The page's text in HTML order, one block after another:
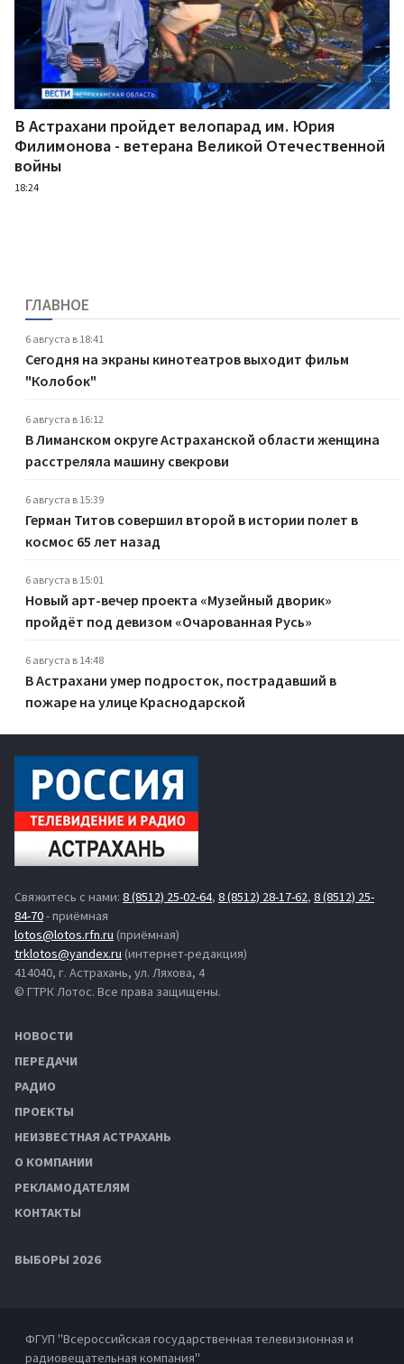
В Астрахани пройдет велопарад им. Юрия
Филимонова - ветерана Великой Отечественной
войны
18:24
ГЛАВНОЕ
6 августа в 18:41
Сегодня на экраны кинотеатров выходит фильм
"Колобок"
6 августа в 16:12
В Лиманском округе Астраханской области женщина
расстреляла машину свекрови
6 августа в 15:39
Герман Титов совершил второй в истории полет в
космос 65 лет назад
6 августа в 15:01
Новый арт-вечер проекта «Музейный дворик»
пройдёт под девизом «Очарованная Русь»
6 августа в 14:48
В Астрахани умер подросток, пострадавший в
пожаре на улице Краснодарской
Свяжитесь с нами: 8 (8512) 25-02-64, 8 (8512) 28-17-62, 8 (8512) 25-
84-70- приёмная
lotos@lotos.rfn.ru (приёмная)
trklotos@yandex.ru (интернет-редакция)
414040, г. Астрахань, ул. Ляхова, 4
© ГТРК Лотос. Все права защищены.
НОВОСТИ
ПЕРЕДАЧИ
РАДИО
ПРОЕКТЫ
НЕИЗВЕСТНАЯ АСТРАХАНЬ
О КОМПАНИИ
РЕКЛАМОДАТЕЛЯМ
КОНТАКТЫ
ВЫБОРЫ 2026
ФГУП "Всероссийская государственная телевизионная и
радиовещательная компания"